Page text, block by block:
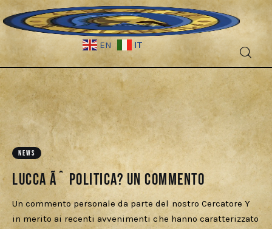
EN IT
Fantascienza
Fantasy
Games
Recensioni
Libri e fumetti
NEWS
Lucca Ãˆ Politica? Un commento
Un commento personale da parte del nostro Cercatore Y
in merito ai recenti avvenimenti che hanno caratterizzato